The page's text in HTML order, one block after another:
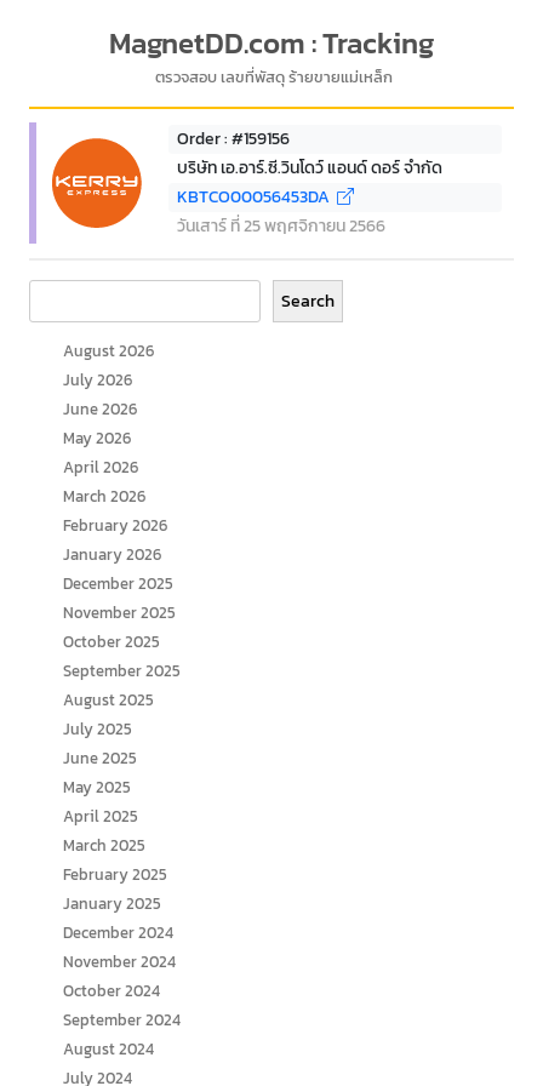
MagnetDD.com : Tracking
ตรวจสอบ เลขที่พัสดุ ร้ายขายแม่เหล็ก
Order : #159156
บริษัท เอ.อาร์.ซี.วินโดว์ แอนด์ ดอร์ จำกัด
KBTCO00056453DA
วันเสาร์ ที่ 25 พฤศจิกายน 2566
Search
August 2026
July 2026
June 2026
May 2026
April 2026
March 2026
February 2026
January 2026
December 2025
November 2025
October 2025
September 2025
August 2025
July 2025
June 2025
May 2025
April 2025
March 2025
February 2025
January 2025
December 2024
November 2024
October 2024
September 2024
August 2024
July 2024